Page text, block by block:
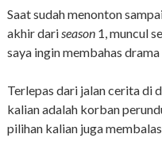
Saat sudah menonton
akhir dari season 1, muncul
saya ingin membahas
Terlepas dari jalan cerita di
kalian adalah korban
pilihan kalian juga